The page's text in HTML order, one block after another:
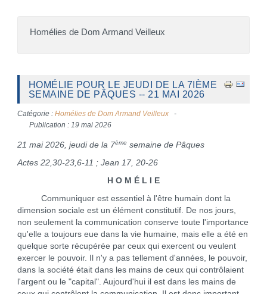
Homélies de Dom Armand Veilleux
HOMÉLIE POUR LE JEUDI DE LA 7IÈME
SEMAINE DE PÂQUES -- 21 MAI 2026
Catégorie : Homélies de Dom Armand Veilleux
Publication : 19 mai 2026
21 mai 2026, jeudi de la 7ème semaine de Pâques
Actes 22,30-23,6-11 ; Jean 17, 20-26
H O M É L I E
Communiquer est essentiel à l'être humain dont la
dimension sociale est un élément constitutif. De nos jours,
non seulement la communication conserve toute l'importance
qu'elle a toujours eue dans la vie humaine, mais elle a été en
quelque sorte récupérée par ceux qui exercent ou veulent
exercer le pouvoir. Il n'y a pas tellement d'années, le pouvoir,
dans la société était dans les mains de ceux qui contrôlaient
l'argent ou le "capital". Aujourd'hui il est dans les mains de